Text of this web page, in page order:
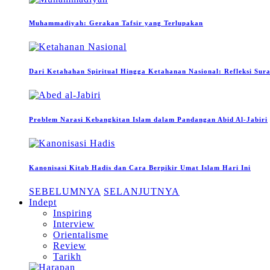
Muhammadiyah: Gerakan Tafsir yang Terlupakan
Dari Ketahahan Spiritual Hingga Ketahanan Nasional: Refleksi
Problem Narasi Kebangkitan Islam dalam Pandangan Abid Al-Jabiri
Kanonisasi Kitab Hadis dan Cara Berpikir Umat Islam Hari Ini
SEBELUMNYA SELANJUTNYA
Indept
Inspiring
Interview
Orientalisme
Review
Tarikh